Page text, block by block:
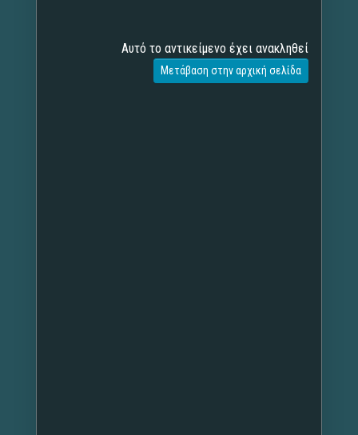
Αυτό το αντικείμενο έχει ανακληθεί
Μετάβαση στην αρχική σελίδα